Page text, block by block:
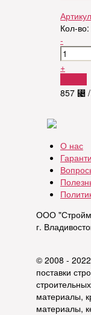
Кол-во:
-
+
857 ⃄
О нас
ООО
г.
© 2008 -
поставки
материалы,
материалы,